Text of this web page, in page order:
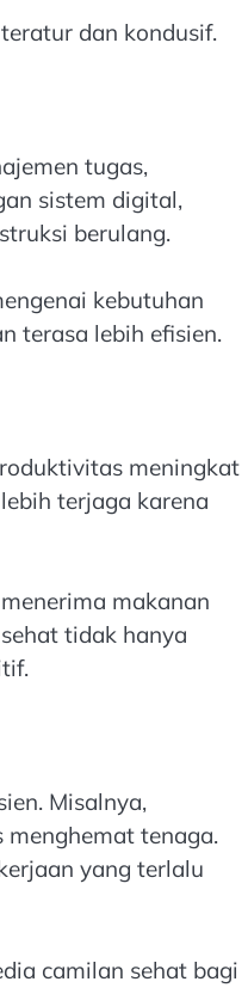
dan kondusif.
tugas,
sistem digital,
berulang.
kebutuhan
terasa lebih efisien.
meningkat
terjaga karena
makanan
tidak hanya
Misalnya,
menghemat tenaga.
yang terlalu
camilan sehat bagi